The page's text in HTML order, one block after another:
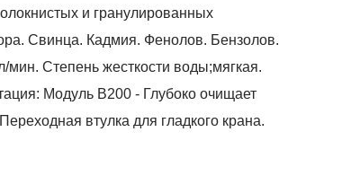
и гранулированных
Свинца. Кадмия. Фенолов. Бензолов.
мин. Степень жесткости воды;мягкая.
Модуль B200 - Глубоко очищает
втулка для гладкого крана.